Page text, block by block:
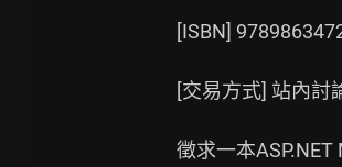
[ISBN]
[交易方式] 站內討
徵求一本